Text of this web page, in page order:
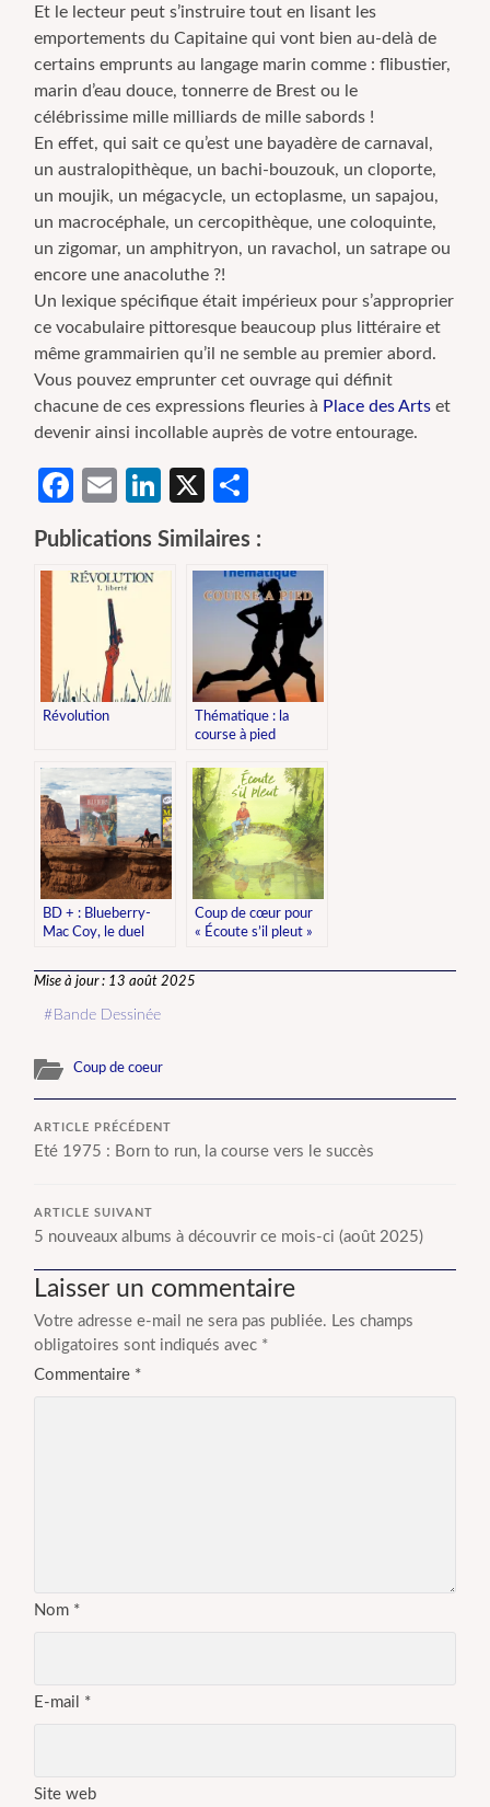
Et le lecteur peut s’instruire tout en lisant les
emportements du Capitaine qui vont bien au-delà de
certains emprunts au langage marin comme : flibustier,
marin d’eau douce, tonnerre de Brest ou le
célébrissime mille milliards de mille sabords !
En effet, qui sait ce qu’est une bayadère de carnaval,
un australopithèque, un bachi-bouzouk, un cloporte,
un moujik, un mégacycle, un ectoplasme, un sapajou,
un macrocéphale, un cercopithèque, une coloquinte,
un zigomar, un amphitryon, un ravachol, un satrape ou
encore une anacoluthe ?!
Un lexique spécifique était impérieux pour s’approprier
ce vocabulaire pittoresque beaucoup plus littéraire et
même grammairien qu’il ne semble au premier abord.
Vous pouvez emprunter cet ouvrage qui définit
chacune de ces expressions fleuries à Place des Arts et
devenir ainsi incollable auprès de votre entourage.
Facebook
EmailLinkedIn
X
Publications Similaires :
Révolution
Thématique : la
course à pied
BD + : Blueberry-
Mac Coy, le duel
Coup de cœur pour
« Écoute s’il pleut »
Mise à jour : 13 août 2025
Bande Dessinée
Coup de coeur
ARTICLE PRÉCÉDENT
Eté 1975 : Born to run, la course vers le succès
ARTICLE SUIVANT
5 nouveaux albums à découvrir ce mois-ci (août 2025)
Laisser un commentaire
Votre adresse e-mail ne sera pas publiée. Les champs
obligatoires sont indiqués avec *
Commentaire *
Nom *
E-mail *
Site web